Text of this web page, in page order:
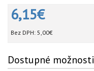
6,15€
Bez DPH: 5,00€
Dostupné možnosti